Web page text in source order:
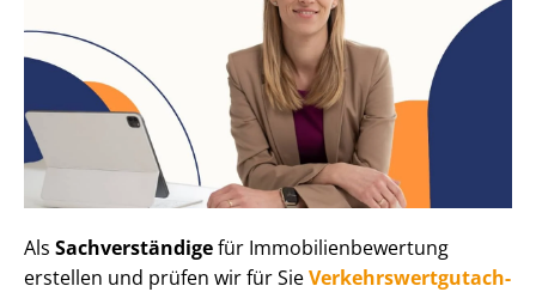
Als Sachverständigefür Im­mo­bi­li­en­be­wer­tung
erstellen und prüfen wir für SieVer­kehrs­wert­gut­ach­